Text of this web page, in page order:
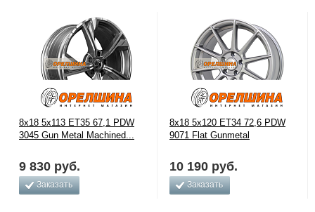
8x18 5x113 ET35 67,1 PDW
3045 Gun Metal Machined...
9 830 руб.
Заказать
8x18 5x120 ET34 72,6 PDW
9071 Flat Gunmetal
10 190 руб.
Заказать